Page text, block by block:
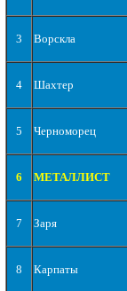
3 Ворскла
4 Шахтер
5 Черноморец
6 МЕТАЛЛИСТ
7 Заря
8 Карпаты